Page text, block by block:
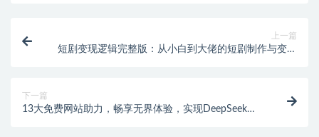
上一篇
短剧变现逻辑完整版：从小白到大佬的短剧制作与变现
下一篇
13大免费网站助力，畅享无界体验，实现DeepSeek自